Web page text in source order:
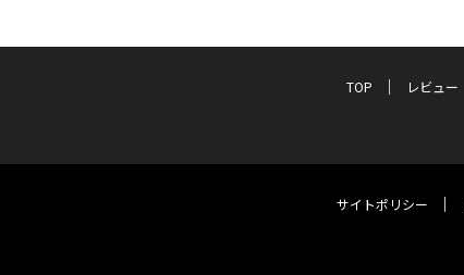
TOP レビュー
サイトポリシー